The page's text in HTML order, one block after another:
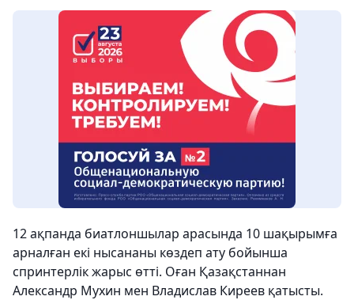
12 ақпанда биатлоншылар арасында 10 шақырымға
арналған екі нысананы көздеп ату бойынша
спринтерлік жарыс өтті. Оған Қазақстаннан
Александр Мухин мен Владислав Киреев қатысты.